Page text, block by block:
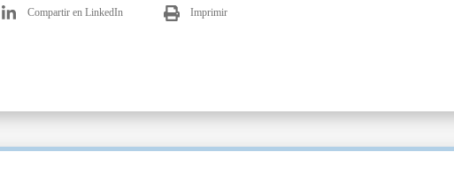
Compartir en LinkedIn Imprimir